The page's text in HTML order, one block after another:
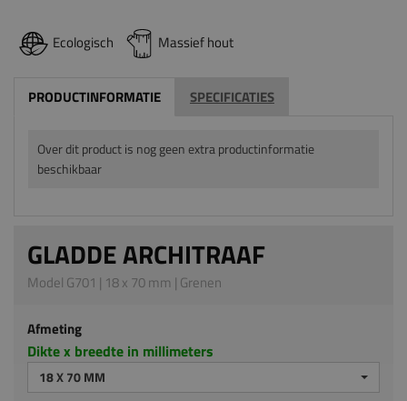
Ecologisch Massief hout
PRODUCTINFORMATIE SPECIFICATIES
Over dit product is nog geen extra productinformatie
beschikbaar
GLADDE ARCHITRAAF
Model G701 | 18 x 70 mm | Grenen
Afmeting
Dikte x breedte in millimeters
18 X 70 MM